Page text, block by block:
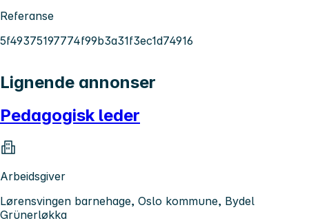
Referanse
5f49375197774f99b3a31f3ec1d74916
Lignende annonser
Pedagogisk leder
Arbeidsgiver
Lørensvingen barnehage, Oslo kommune, Bydel
Grünerløkka